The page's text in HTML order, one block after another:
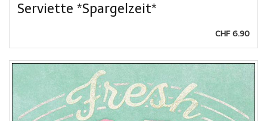
Serviette *Spargelzeit*
CHF 6.90